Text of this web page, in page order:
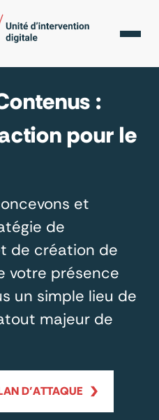
:
pour le
et
de
de création de
votre présence
un simple lieu de
majeur de
D’ATTAQUE